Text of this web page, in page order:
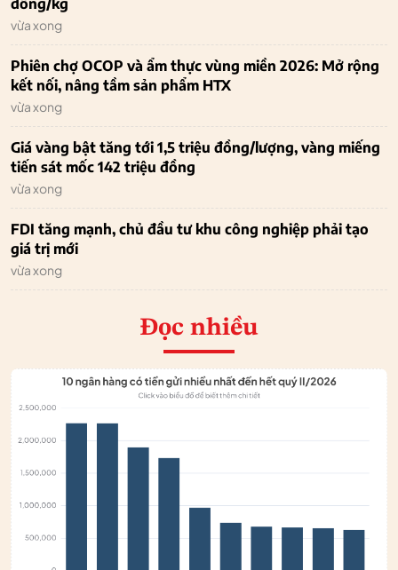
đồng/kg
vừa xong
Phiên chợ OCOP và ẩm thực vùng miền 2026: Mở rộng
kết nối, nâng tầm sản phẩm HTX
vừa xong
Giá vàng bật tăng tới 1,5 triệu đồng/lượng, vàng miếng
tiến sát mốc 142 triệu đồng
vừa xong
FDI tăng mạnh, chủ đầu tư khu công nghiệp phải tạo
giá trị mới
vừa xong
Đọc nhiều